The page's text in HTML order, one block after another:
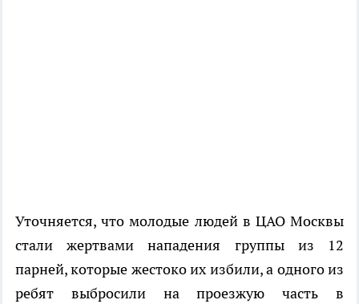
Уточняется, что молодые людей в ЦАО Москвы
стали жертвами нападения группы из 12
парней, которые жестоко их избили, а одного из
ребят выбросили на проезжую часть в